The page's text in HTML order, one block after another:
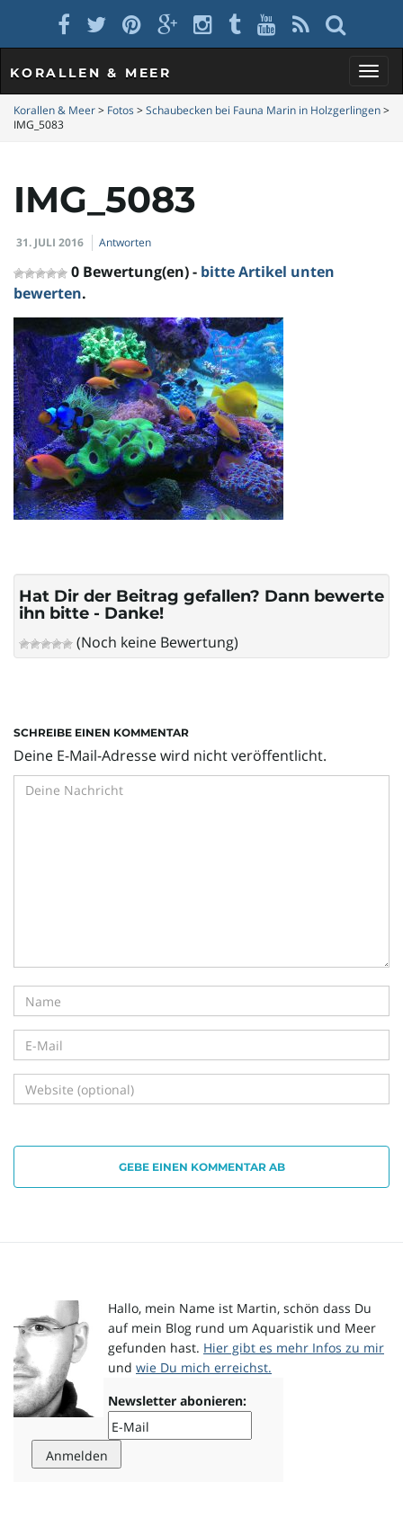
a
o
n
KORALLEN & MEER
Korallen & Meer> Fotos >Schaubecken bei Fauna Marin in Holzgerlingen>
IMG_5083
IMG_5083
31. JULI 2016 Antworten
0 Bewertung(en) - bitte Artikel unten
bewerten.
Hat Dir der Beitrag gefallen? Dann bewerte
ihn bitte - Danke!
(Noch keine Bewertung)
SCHREIBE EINEN KOMMENTAR
Deine E-Mail-Adresse wird nicht veröffentlicht.
GEBE EINEN KOMMENTAR AB
Hallo, mein Name ist Martin, schön dass Du
auf mein Blog rund um Aquaristik und Meer
gefunden hast. Hier gibt es mehr Infos zu mir
und wie Du mich erreichst.
Newsletter abonieren: